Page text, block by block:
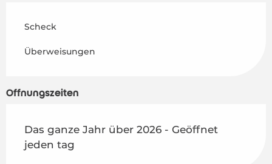
Scheck
Überweisungen
Öffnungszeiten
Das ganze Jahr über 2026 - Geöffnet
jeden tag